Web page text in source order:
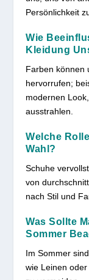
Persönlichkeit
Wie
Kleidung
Farben können
hervorrufen;
modernen
ausstrahlen.
Welche
Wahl?
Schuhe
von
nach Stil und
Was Sollte
Sommer
Im Sommer
wie Leinen